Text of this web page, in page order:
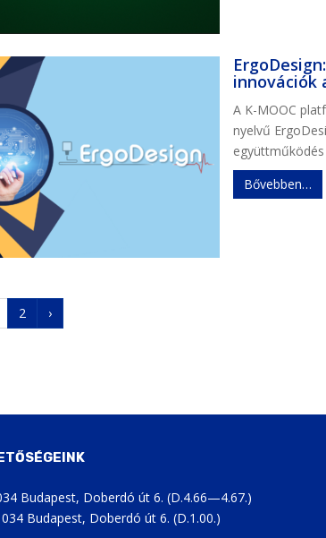
innovációk
A K-MOOC
nyelvű
Bővebben…
2 ›
Budapest, Doberdó út 6. (D.4.66—4.67.)
Budapest, Doberdó út 6. (D.1.00.)